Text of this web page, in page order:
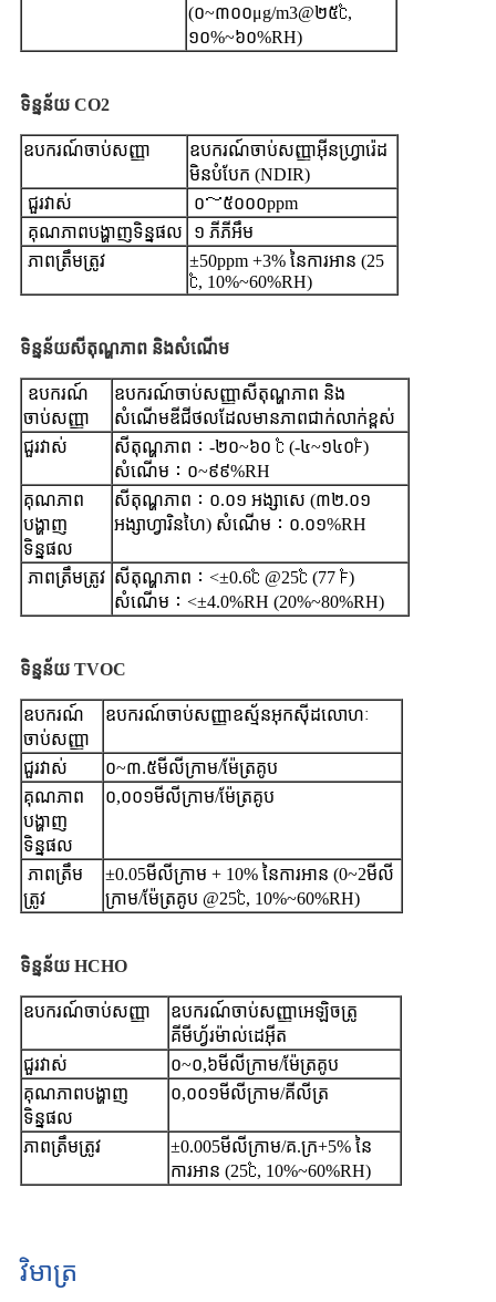
(០~៣០០μg/m3@២៥℃,
១០%~៦០%RH)
ទិន្នន័យ CO2
ឧបករណ៍ចាប់សញ្ញា
ឧបករណ៍ចាប់សញ្ញាអ៊ីនហ្វ្រារ៉េដ
មិនបំបែក (NDIR)
ជួរវាស់
០～៥០០០ppm
គុណភាពបង្ហាញទិន្នផល
១ ភីភីអឹម
ភាពត្រឹមត្រូវ
±50ppm +3% នៃការអាន (25
℃, 10%~60%RH)
ទិន្នន័យសីតុណ្ហភាព និងសំណើម
ឧបករណ៍
ចាប់សញ្ញា
ឧបករណ៍ចាប់សញ្ញាសីតុណ្ហភាព និង
សំណើមឌីជីថលដែលមានភាពជាក់លាក់ខ្ពស់
ជួរវាស់
សីតុណ្ហភាព︰-២០~៦០ ℃ (-៤~១៤០℉)
សំណើម︰០~៩៩%RH
គុណភាព
បង្ហាញ
ទិន្នផល
សីតុណ្ហភាព︰០.០១ អង្សាសេ (៣២.០១
អង្សាហ្វារិនហៃ) សំណើម︰០.០១%RH
ភាពត្រឹមត្រូវ សីតុណ្ហភាព︰<±0.6℃ @25℃ (77 ℉)
សំណើម︰<±4.0%RH (20%~80%RH)
ទិន្នន័យ TVOC
ឧបករណ៍
ចាប់សញ្ញា
ឧបករណ៍ចាប់សញ្ញាឧស្ម័នអុកស៊ីដលោហៈ
ជួរវាស់
០~៣.៥មីលីក្រាម/ម៉ែត្រគូប
គុណភាព
បង្ហាញ
ទិន្នផល
០,០០១មីលីក្រាម/ម៉ែត្រគូប
ភាពត្រឹម
ត្រូវ
±0.05មីលីក្រាម + 10% នៃការអាន (0~2មីលី
ក្រាម/ម៉ែត្រគូប @25℃, 10%~60%RH)
ទិន្នន័យ HCHO
ឧបករណ៍ចាប់សញ្ញា
ឧបករណ៍ចាប់សញ្ញាអេឡិចត្រូ
គីមីហ្វ័រម៉ាល់ដេអ៊ីត
ជួរវាស់
០~០,៦មីលីក្រាម/ម៉ែត្រគូប
គុណភាពបង្ហាញ
ទិន្នផល
០,០០១មីលីក្រាម/គីលីត្រ
ភាពត្រឹមត្រូវ
±0.005មីលីក្រាម/គ.ក្រ+5% នៃ
ការអាន (25℃, 10%~60%RH)
វិមាត្រ